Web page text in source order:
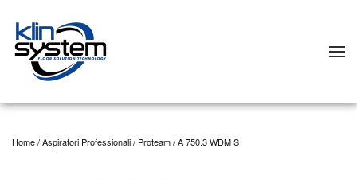
Skip to main content
Home/Aspiratori Professionali/ Proteam/ A 750.3 WDM S